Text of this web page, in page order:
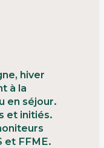
hiver
à la
en séjour.
et initiés.
et FFME.